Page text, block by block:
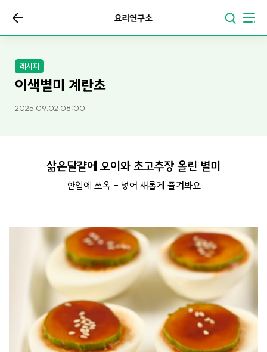
요리연구소
레시피
이색별미 계란초
2025.09.02 08:00
삶은달걀에 오이와 초고추장 올린 별미
한입에 쏘옥 - 넣어 새롭게 즐겨봐요